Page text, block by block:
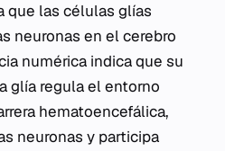
que las células glías
neuronas en el cerebro
numérica indica que su
glía regula el entorno
hematoencefálica,
neuronas y participa